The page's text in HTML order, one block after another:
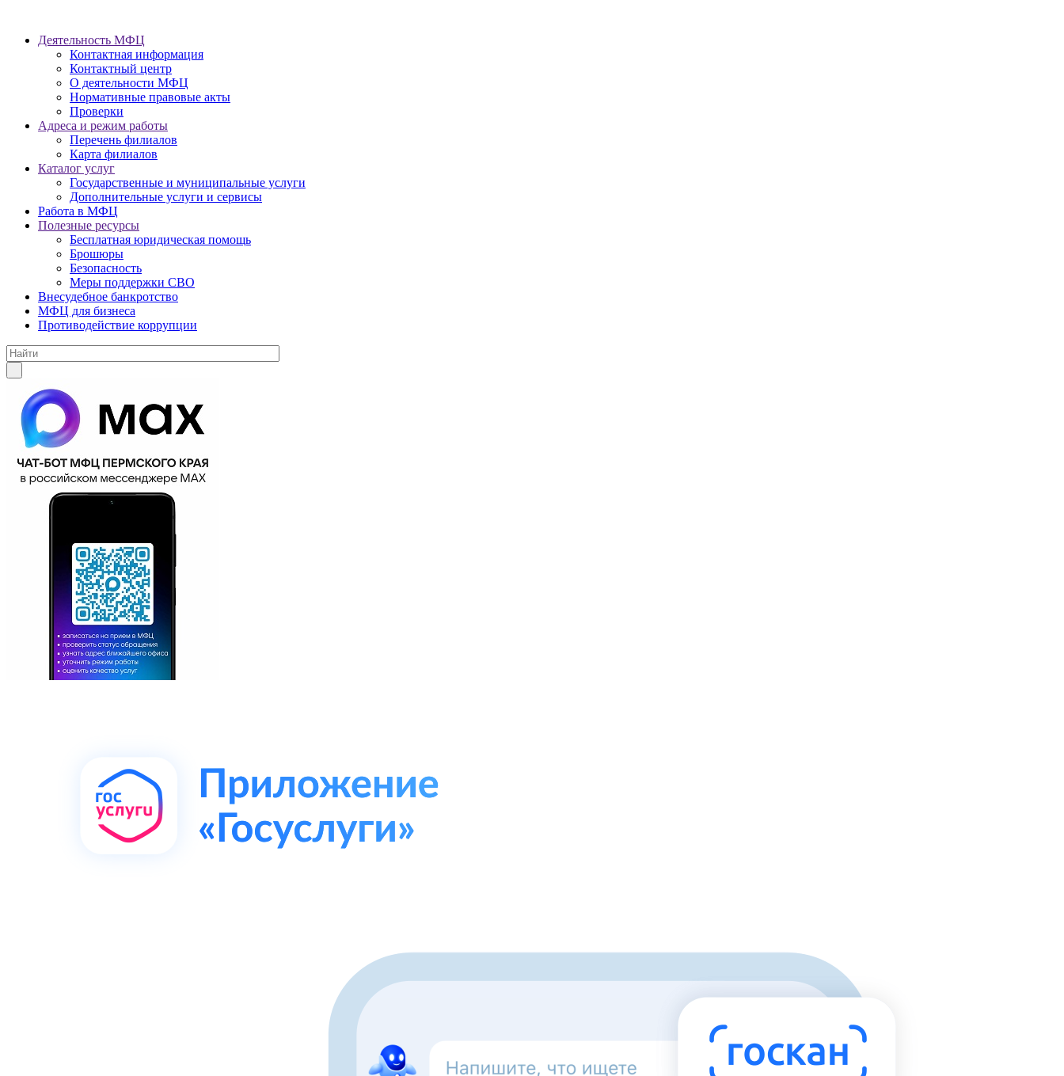
Деятельность МФЦ
Контактная информация
Контактный центр
О деятельности МФЦ
Нормативные правовые акты
Проверки
Адреса и режим работы
Перечень филиалов
Карта филиалов
Каталог услуг
Государственные и муниципальные услуги
Дополнительные услуги и сервисы
Работа в МФЦ
Полезные ресурсы
Бесплатная юридическая помощь
Брошюры
Безопасность
Меры поддержки СВО
Внесудебное банкротство
МФЦ для бизнеса
Противодействие коррупции